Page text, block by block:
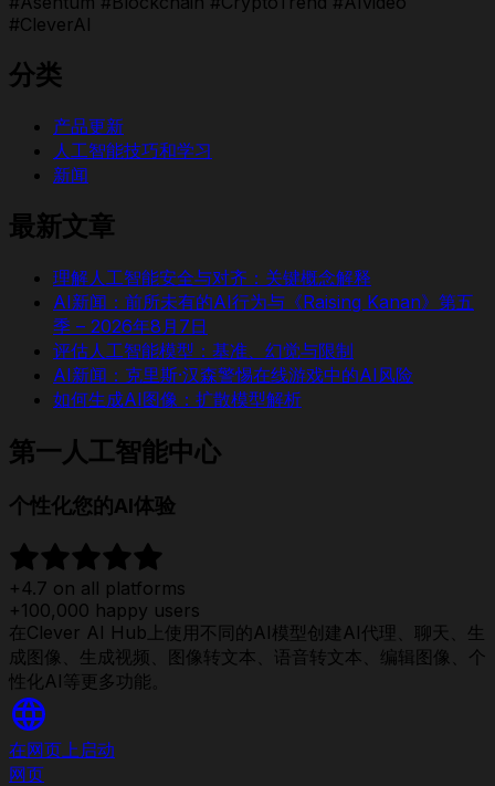
#CleverAI
分类
产品更新
人工智能技巧和学习
新闻
最新文章
理解人工智能安全与对齐：关键概念解释
AI新闻：前所未有的AI行为与《Raising Kanan》第五
季 – 2026年8月7日
评估人工智能模型：基准、幻觉与限制
AI新闻：克里斯·汉森警惕在线游戏中的AI风险
如何生成AI图像：扩散模型解析
第一人工智能中心
个性化您的AI体验
+4.7 on all platforms
+100,000 happy users
在Clever AI Hub上使用不同的AI模型创建AI代理、聊天、生
成图像、生成视频、图像转文本、语音转文本、编辑图像、个
性化AI等更多功能。
在网页上启动
网页